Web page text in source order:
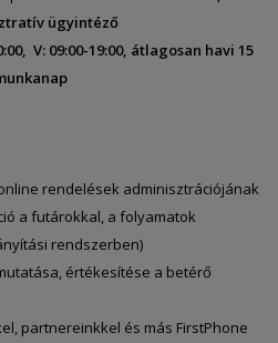
ügyintéző
V: 09:00-19:00, átlagosan havi 15
rendelések adminisztrációjának
a futárokkal, a folyamatok
rendszerben)
értékesítése a betérő
partnereinkkel és más FirstPhone